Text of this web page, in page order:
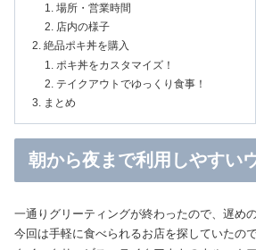
場所・営業時間
店内の様子
絶品ポキ丼を購入
ポキ丼をカスタマイズ！
テイクアウトでゆっくり食事！
まとめ
朝から夜まで利用しやすい
一通りグリーティングが終わったので、遅め
今回は手軽に食べられるお店を探していたの